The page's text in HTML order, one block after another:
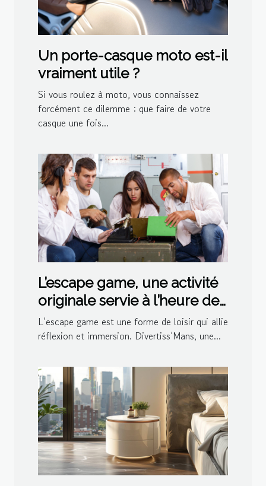
Un porte-casque moto est-il
vraiment utile ?
Si vous roulez à moto, vous connaissez
forcément ce dilemme : que faire de votre
casque une fois...
L’escape game, une activité
originale servie à l’heure de
l’apéro par Divertiss’Mans
L’escape game est une forme de loisir qui allie
réflexion et immersion. Divertiss’Mans, une...